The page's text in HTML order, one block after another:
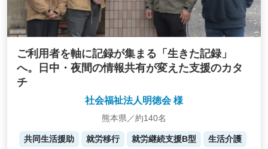
ご利用者を軸に記録が集まる「生きた記録」
へ。日中・夜間の情報共有が変えた支援のカタ
チ
社会福祉法人明徳会 様
熊本県／約140名
共同生活援助 就労移行 就労継続支援B型
生活介護